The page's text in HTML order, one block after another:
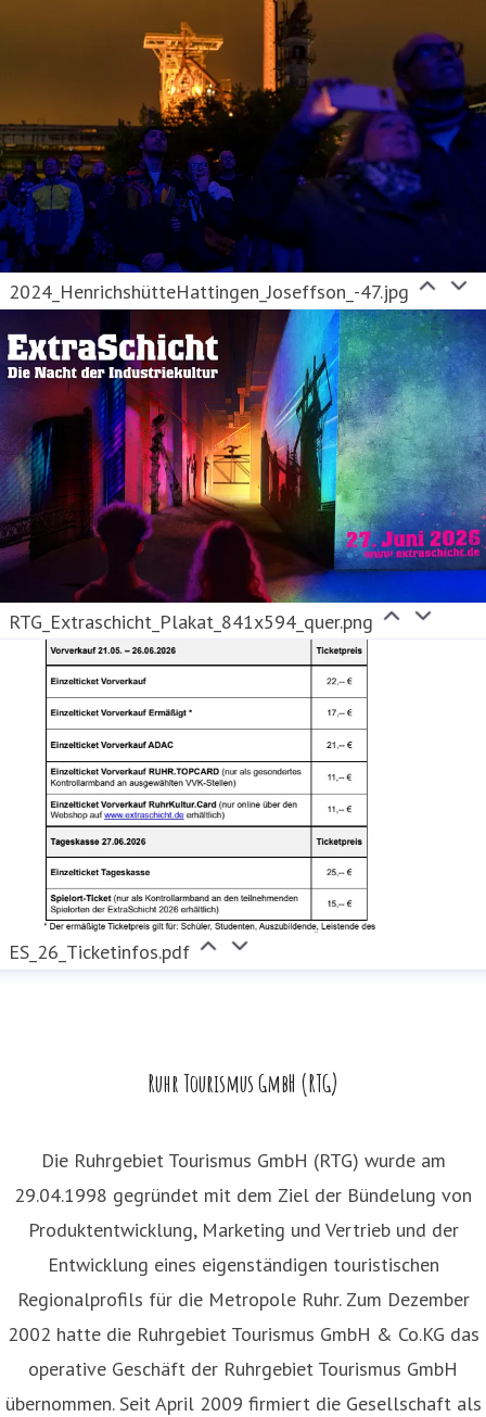
2024_HenrichshütteHattingen_Joseffson_-47.jpg
RTG_Extraschicht_Plakat_841x594_quer.png
ES_26_Ticketinfos.pdf
Ruhr Tourismus GmbH (RTG)
Die Ruhrgebiet Tourismus GmbH (RTG) wurde am
29.04.1998 gegründet mit dem Ziel der Bündelung von
Produktentwicklung, Marketing und Vertrieb und der
Entwicklung eines eigenständigen touristischen
Regionalprofils für die Metropole Ruhr. Zum Dezember
2002 hatte die Ruhrgebiet Tourismus GmbH & Co.KG das
operative Geschäft der Ruhrgebiet Tourismus GmbH
übernommen. Seit April 2009 firmiert die Gesellschaft als